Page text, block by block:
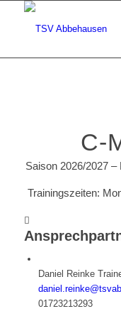
C-
Saison 2026/2027
Trainingszeiten:
Daniel Reinke
01723213293